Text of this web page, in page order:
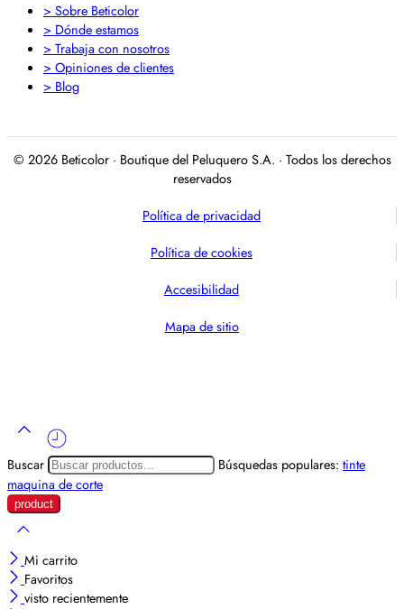
> Sobre Beticolor
> Dónde estamos
> Trabaja con nosotros
> Opiniones de clientes
> Blog
© 2026 Beticolor · Boutique del Peluquero S.A. · Todos los derechos
reservados
Política de privacidad
Política de cookies
Accesibilidad
Mapa de sitio
Buscar Búsquedas populares: tinte
maquina de corte
Mi carrito
Favoritos
visto recientemente